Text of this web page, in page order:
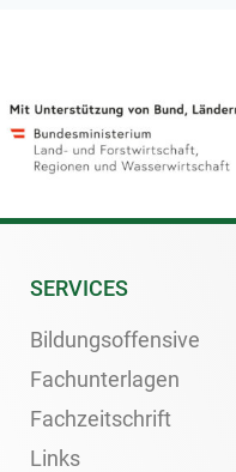
SERVICES
Bildungsoffensive
Fachunterlagen
Fachzeitschrift
Links